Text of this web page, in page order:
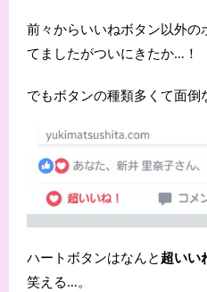
前々からいいねボタン以外の
てましたがついにきたか…！
でもボタンの種類多くて面倒
ハートボタンはなんと 超い
笑える…。